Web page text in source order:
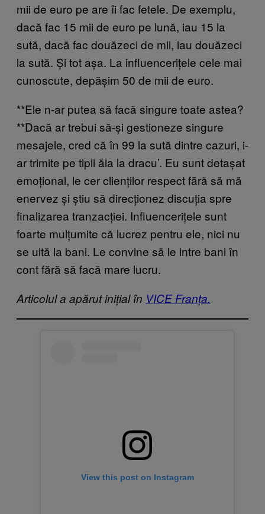
mii de euro pe are îi fac fetele. De exemplu,
dacă fac 15 mii de euro pe lună, iau 15 la
sută, dacă fac douăzeci de mii, iau douăzeci
la sută. Și tot așa. La influencerițele cele mai
cunoscute, depășim 50 de mii de euro.
**Ele n-ar putea să facă singure toate astea?
**Dacă ar trebui să-și gestioneze singure
mesajele, cred că în 99 la sută dintre cazuri, i-
ar trimite pe tipii ăia la dracu’. Eu sunt detașat
emoțional, le cer clienților respect fără să mă
enervez și știu să direcționez discuția spre
finalizarea tranzacției. Influencerițele sunt
foarte mulțumite că lucrez pentru ele, nici nu
se uită la bani. Le convine să le intre bani în
cont fără să facă mare lucru.
Articolul a apărut inițial în VICE Franța.
View this post on Instagram